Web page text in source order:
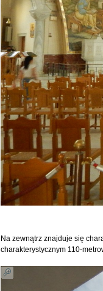
Na zewnątrz znajduje się
charakterystycznym 110-